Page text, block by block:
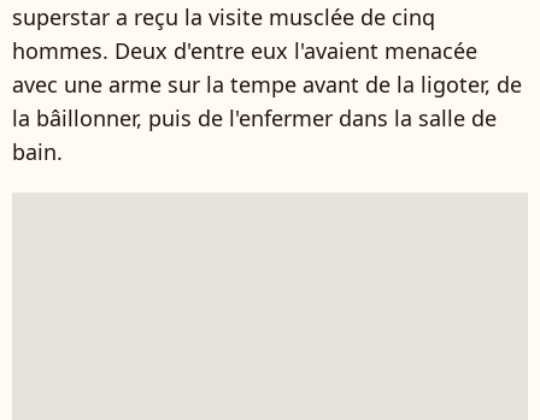
superstar a reçu la visite musclée de cinq
hommes. Deux d'entre eux l'avaient menacée
avec une arme sur la tempe avant de la ligoter, de
la bâillonner, puis de l'enfermer dans la salle de
bain.